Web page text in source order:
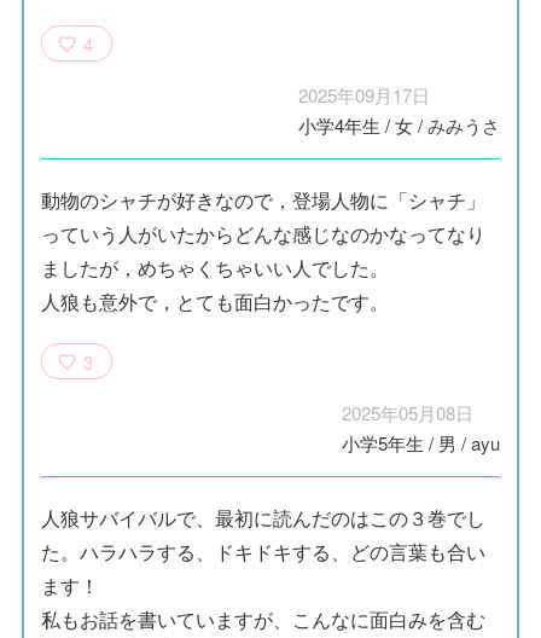
4
2025年09月17日
小学4年生 /女/みみうさ
動物のシャチが好きなので，登場人物に「シャチ」
っていう人がいたからどんな感じなのかなってなり
ましたが，めちゃくちゃいい人でした。
人狼も意外で，とても面白かったです。
3
2025年05月08日
小学5年生 / 男 /ayu
人狼サバイバルで、最初に読んだのはこの３巻でし
た。ハラハラする、ドキドキする、どの言葉も合い
ます！
私もお話を書いていますが、こんなに面白みを含む